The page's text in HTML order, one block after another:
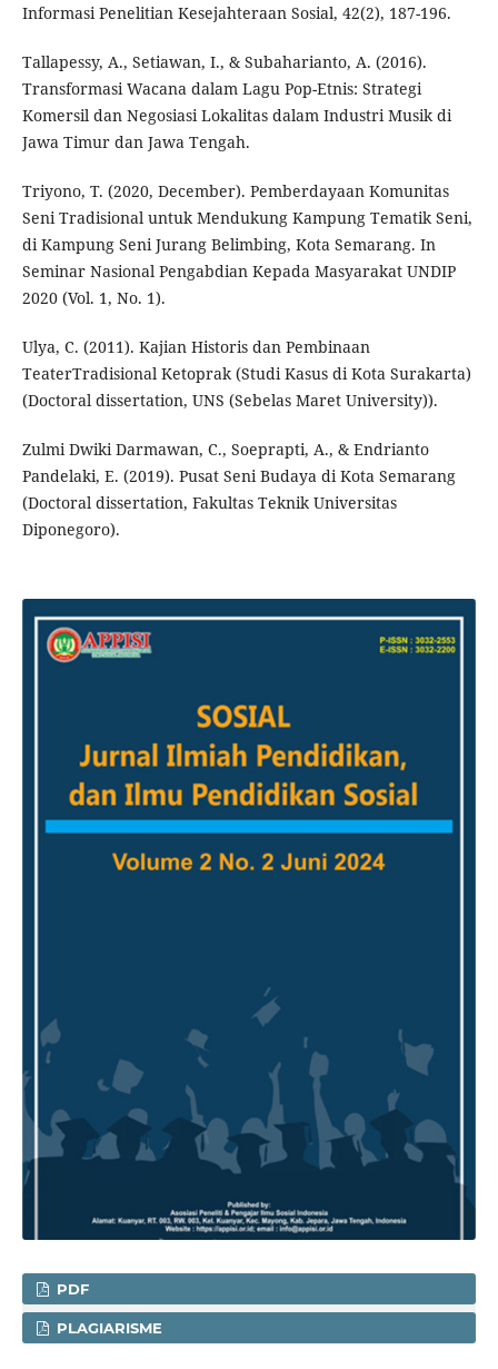
Informasi Penelitian Kesejahteraan Sosial, 42(2), 187-196.
Tallapessy, A., Setiawan, I., & Subaharianto, A. (2016).
Transformasi Wacana dalam Lagu Pop-Etnis: Strategi
Komersil dan Negosiasi Lokalitas dalam Industri Musik di
Jawa Timur dan Jawa Tengah.
Triyono, T. (2020, December). Pemberdayaan Komunitas
Seni Tradisional untuk Mendukung Kampung Tematik Seni,
di Kampung Seni Jurang Belimbing, Kota Semarang. In
Seminar Nasional Pengabdian Kepada Masyarakat UNDIP
2020 (Vol. 1, No. 1).
Ulya, C. (2011). Kajian Historis dan Pembinaan
TeaterTradisional Ketoprak (Studi Kasus di Kota Surakarta)
(Doctoral dissertation, UNS (Sebelas Maret University)).
Zulmi Dwiki Darmawan, C., Soeprapti, A., & Endrianto
Pandelaki, E. (2019). Pusat Seni Budaya di Kota Semarang
(Doctoral dissertation, Fakultas Teknik Universitas
Diponegoro).
PDF
PLAGIARISME